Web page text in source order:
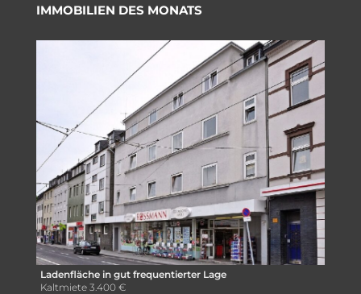
IMMOBILIEN DES MONATS
Ladenfläche in gut frequentierter Lage
Kaltmiete 3.400 €